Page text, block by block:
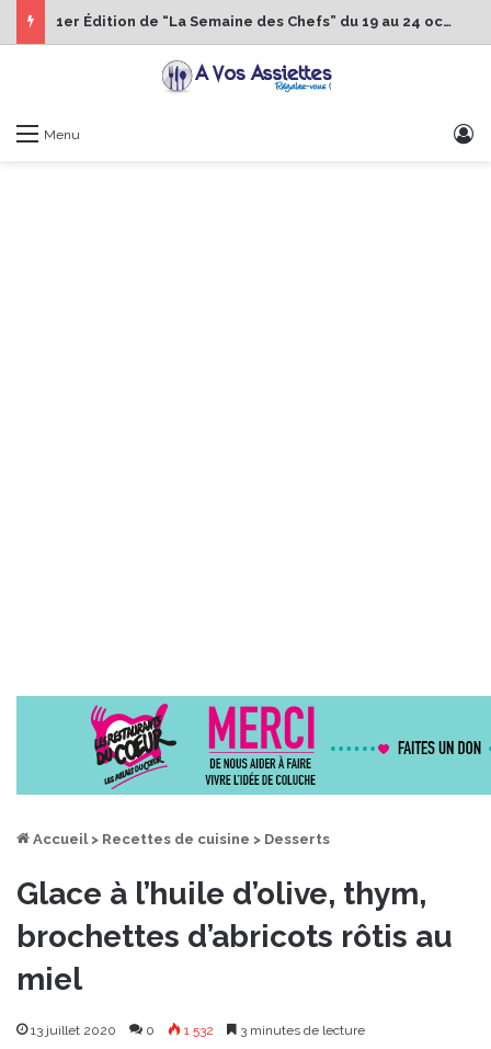
1er Édition de “La Semaine des Chefs” du 19 au 24 octobre 2026
Menu
Accueil > Recettes de cuisine > Desserts
Glace à l’huile d’olive, thym,
brochettes d’abricots rôtis au
miel
13 juillet 2020 0 1 532 3 minutes de lecture